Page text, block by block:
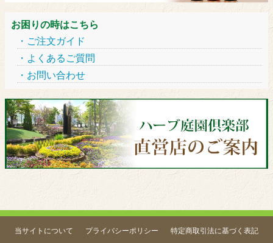
お困りの時はこちら
ご注文ガイド
よくあるご質問
お問い合わせ
当サイトについて プライバシーポリシー 特定商取引法に基づく表記